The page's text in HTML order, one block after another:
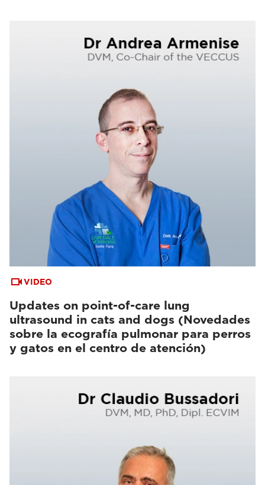
VIDEO
Updates on point-of-care lung
ultrasound in cats and dogs (Novedades
sobre la ecografía pulmonar para perros
y gatos en el centro de atención)